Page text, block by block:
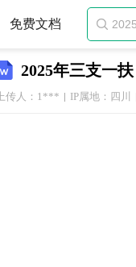
免费文档 
2025年三支一
上传人：1*** IP属地：四川